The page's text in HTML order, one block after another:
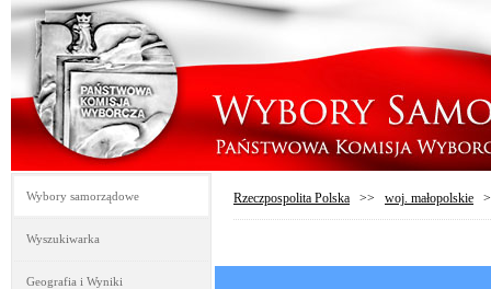
Wybory samorządowe
Wyszukiwarka
Geografia i Wyniki
Rzeczpospolita Polska >> woj. małopolskie